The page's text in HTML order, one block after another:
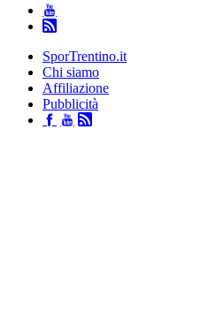
SporTrentino.it
Chi siamo
Affiliazione
Pubblicità